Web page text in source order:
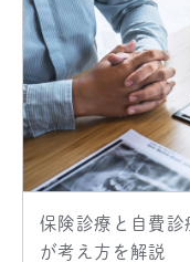
保険診療と自費診
が考え方を解説